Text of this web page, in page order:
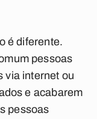
é diferente.
pessoas
via internet ou
e acabarem
pessoas